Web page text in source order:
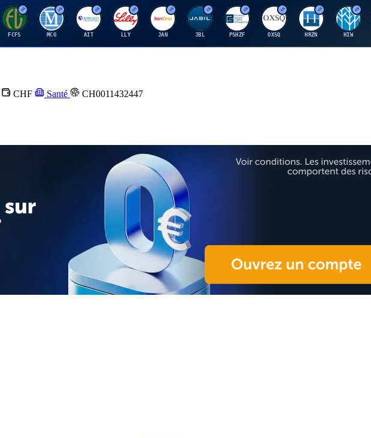
F
FCFS
M
MCO
A
AIT
E
LLY
J
JAN
J
JBL
P
PSHZF
O
OXSQ
H
HRZN
H
HIW
CHF Santé CH0011432447